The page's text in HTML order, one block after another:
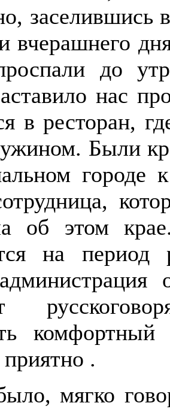
вчерашнего
до
нас
в ресторан,
Были
об этом
на период
.
мягко